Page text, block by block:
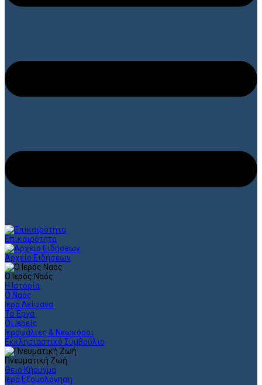
Επικαιρότητα
Αρχείο Ειδήσεων
Ο Ιερός Ναός
Η Ιστορία
Ο Ναός
Ιερά Λείψανα
Τα Έργα
Οι Ιερείς
Ιεροψάλτες & Νεωκόροι
Εκκλησιαστικό Συμβούλιο
Πνευματική Ζωή
Θείο Κήρυγμα
Ιερά Εξομολόγηση